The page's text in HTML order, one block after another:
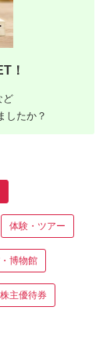
！
ど
したか？
体験・ツアー
博物館
株主優待券